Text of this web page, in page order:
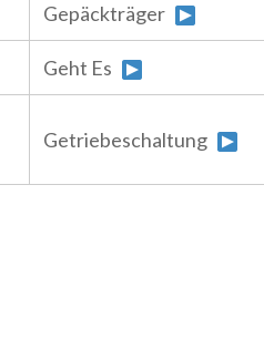
Gepäckträger
Geht Es
Getriebeschaltung